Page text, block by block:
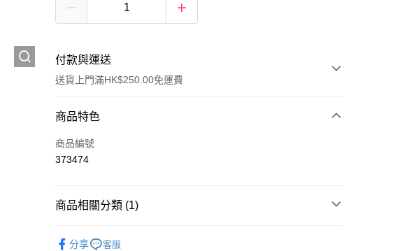
付款與運送
送貨上門滿HK$250.00免運費
付款方式
信用卡
商品特色
商品編號
373474
商品相關分類 (1)
分享
客服